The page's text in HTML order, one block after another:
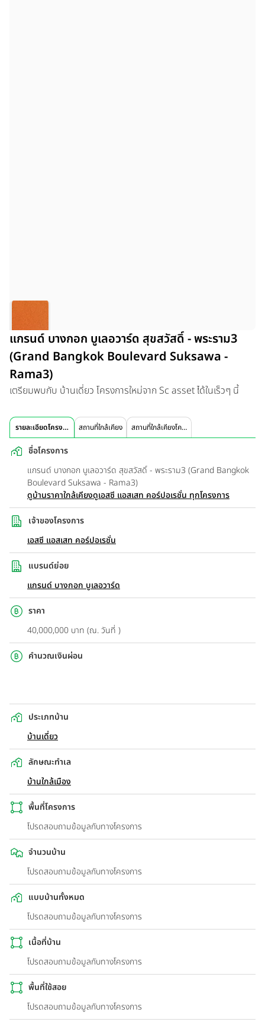
แกรนด์ บางกอก บูเลอวาร์ด สุขสวัสดิ์ - พระราม3
(Grand Bangkok Boulevard Suksawa -
Rama3)
เตรียมพบกับ บ้านเดี่ยว โครงการใหม่จาก Sc asset ได้ในเร็วๆ นี้
รายละเอียดโครงการ สถานที่ใกล้เคียง สถานที่ใกล้เคียงโครงการ
ชื่อโครงการ
แกรนด์ บางกอก บูเลอวาร์ด สุขสวัสดิ์ - พระราม3 (Grand Bangkok
Boulevard Suksawa - Rama3)
ดูบ้านราคาใกล้เคียงดูเอสซี แอสเสท คอร์ปอเรชั่น ทุกโครงการ
เจ้าของโครงการ
เอสซี แอสเสท คอร์ปอเรชั่น
แบรนด์ย่อย
แกรนด์ บางกอก บูเลอวาร์ด
ราคา
40,000,000 บาท (ณ. วันที่ )
คำนวณเงินผ่อน
ประเภทบ้าน
บ้านเดี่ยว
ลักษณะทำเล
บ้านใกล้เมือง
พื้นที่โครงการ
โปรดสอบถามข้อมูลกับทางโครงการ
จำนวนบ้าน
โปรดสอบถามข้อมูลกับทางโครงการ
แบบบ้านทั้งหมด
โปรดสอบถามข้อมูลกับทางโครงการ
เนื้อที่บ้าน
โปรดสอบถามข้อมูลกับทางโครงการ
พื้นที่ใช้สอย
โปรดสอบถามข้อมูลกับทางโครงการ